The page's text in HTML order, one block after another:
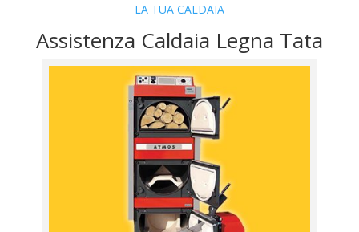
LA TUA CALDAIA
Assistenza Caldaia Legna Tata